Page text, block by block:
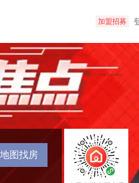
加盟招募
地图找房